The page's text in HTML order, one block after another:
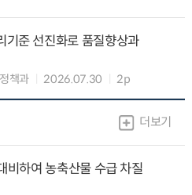
기준 선진화로 품질향상과
책과 2026.07.30 2p
더보기
비하여 농축산물 수급 차질